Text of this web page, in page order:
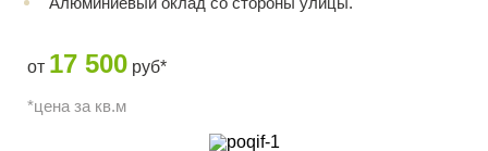
от 17 500 руб*
*цена за кв.м